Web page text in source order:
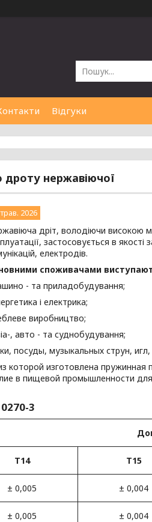
Відгуки
дроту нержавіючої
2026
дріт, володіючи високою
застосовується в
електродів.
споживачами
- та приладобудування;
і електрика;
виробництво;
, авто - та суднобудування;
музыкальных струн,
изготовлена пружинная
в пищевой промышленности
3
Т14 Т15
± 0,005 ± 0,004
± 0,005 ± 0,004